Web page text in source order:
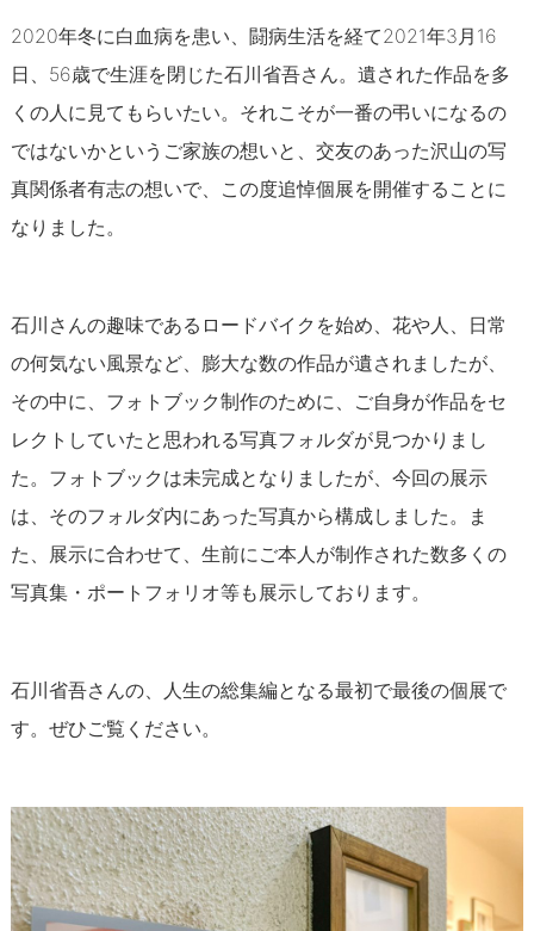
2020年冬に白血病を患い、闘病生活を経て2021年3月16
日、56歳で生涯を閉じた石川省吾さん。遺された作品を多
くの人に見てもらいたい。それこそが一番の弔いになるの
ではないかというご家族の想いと、交友のあった沢山の写
真関係者有志の想いで、この度追悼個展を開催することに
なりました。
石川さんの趣味であるロードバイクを始め、花や人、日常
の何気ない風景など、膨大な数の作品が遺されましたが、
その中に、フォトブック制作のために、ご自身が作品をセ
レクトしていたと思われる写真フォルダが見つかりまし
た。フォトブックは未完成となりましたが、今回の展示
は、そのフォルダ内にあった写真から構成しました。ま
た、展示に合わせて、生前にご本人が制作された数多くの
写真集・ポートフォリオ等も展示しております。
石川省吾さんの、人生の総集編となる最初で最後の個展で
す。ぜひご覧ください。